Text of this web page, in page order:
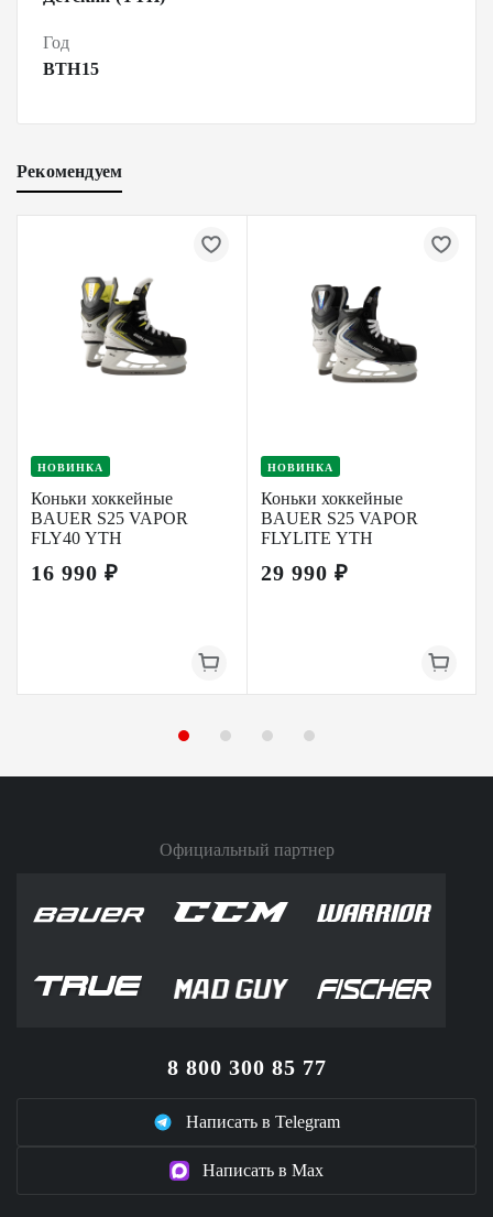
Год
BTH15
Рекомендуем
НОВИНКА
Коньки хоккейные
BAUER S25 VAPOR
FLY40 YTH
16 990 ₽
НОВИНКА
Коньки хоккейные
BAUER S25 VAPOR
FLYLITE YTH
29 990 ₽
Официальный партнер
8 800 300 85 77
Написать в Telegram
Написать в Max